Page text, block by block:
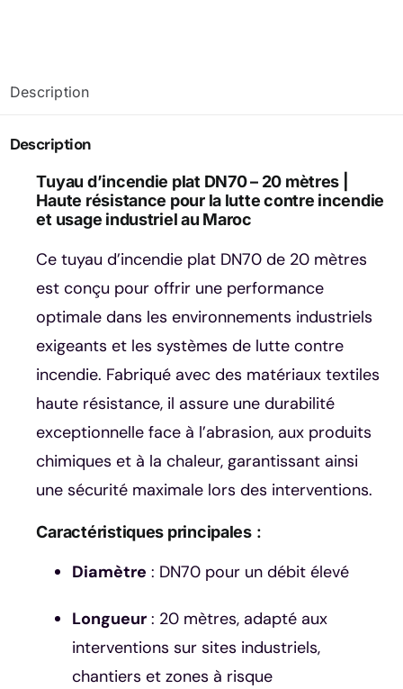
Description
Description
Tuyau d’incendie plat DN70 – 20 mètres |
Haute résistance pour la lutte contre incendie
et usage industriel au Maroc
Ce tuyau d’incendie plat DN70 de 20 mètres
est conçu pour offrir une performance
optimale dans les environnements industriels
exigeants et les systèmes de lutte contre
incendie. Fabriqué avec des matériaux textiles
haute résistance, il assure une durabilité
exceptionnelle face à l’abrasion, aux produits
chimiques et à la chaleur, garantissant ainsi
une sécurité maximale lors des interventions.
Caractéristiques principales:
Diamètre : DN70 pour un débit élevé
Longueur : 20 mètres, adapté aux
interventions sur sites industriels,
chantiers et zones à risque